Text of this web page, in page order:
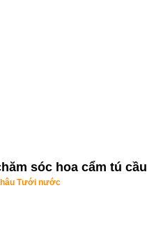
sóc hoa cẩm tú cầu
Tưới nước